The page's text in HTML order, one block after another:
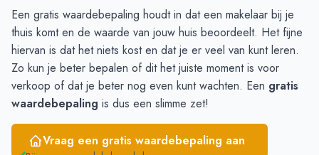
Een gratis waardebepaling houdt in dat een makelaar bij je
thuis komt en de waarde van jouw huis beoordeelt. Het fijne
hiervan is dat het niets kost en dat je er veel van kunt leren.
Zo kun je beter bepalen of dit het juiste moment is voor
verkoop of dat je beter nog even kunt wachten. Een gratis
waardebepaling is dus een slimme zet!
Vraag een gratis waardebepaling aan